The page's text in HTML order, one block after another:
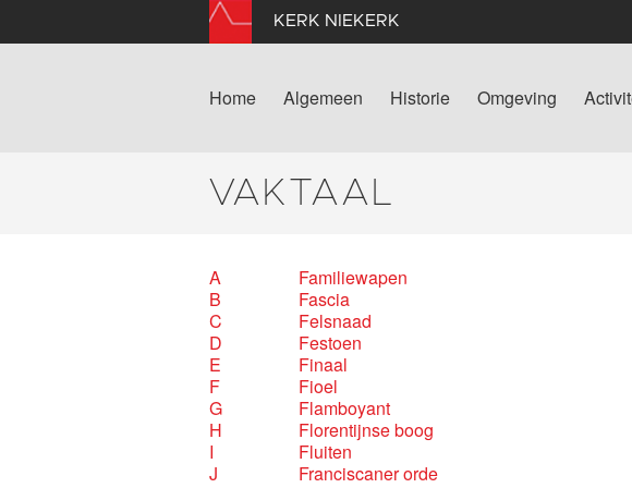
KERK NIEKERK
Home Algemeen Historie Omgeving
VAKTAAL
A
B
C
D
E
F
G
H
I
J
Familiewapen
Fascia
Felsnaad
Festoen
Finaal
Fioel
Flamboyant
Florentijnse boog
Fluiten
Franciscaner orde